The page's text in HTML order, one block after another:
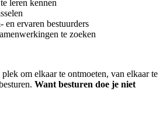
leren kennen
en ervaren bestuurders
te zoeken
om elkaar te ontmoeten, van elkaar te
Want besturen doe je niet